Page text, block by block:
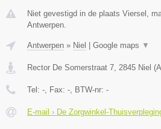
Niet gevestigd in de plaats Viersel,
Antwerpen.
Antwerpen » Niel Google maps ▼
Rector De Somerstraat 7, 2845 Niel (
Tel: -, Fax: -, BTW-nr: -
E-mail › De Zorgwinkel-